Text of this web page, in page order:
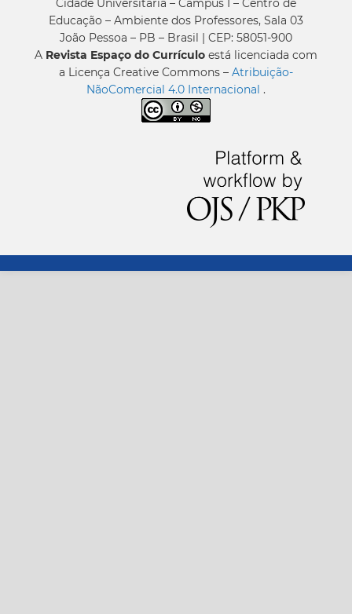
Cidade Universitária – Campus I – Centro de
Educação – Ambiente dos Professores, Sala 03
João Pessoa – PB – Brasil | CEP: 58051-900
A Revista Espaço do Currículo está licenciada com
a Licença Creative Commons – Atribuição-
NãoComercial 4.0 Internacional .